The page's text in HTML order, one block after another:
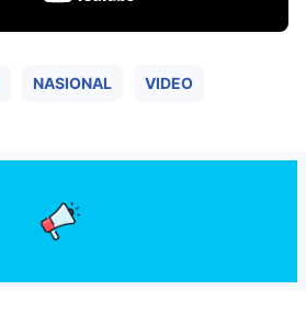
NASIONAL VIDEO